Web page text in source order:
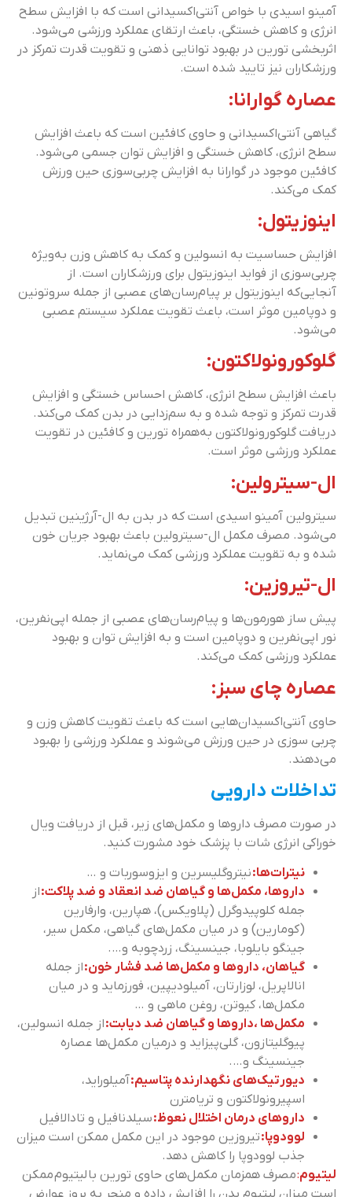
آمینو اسیدی با خواص آنتی‌اکسیدانی است که با افزایش سطح
انرژی و کاهش خستگی، باعث ارتقای عملکرد ورزشی می‌شود.
اثربخشی تورین در بهبود توانایی ذهنی و تقویت قدرت تمرکز در
ورزشکاران نیز تایید شده است.
عصاره گوارانا:
گیاهی آنتی‌اکسیدانی و حاوی کافئین است که باعث افزایش
سطح انرژی، کاهش خستگی و افزایش توان جسمی می‌شود.
کافئین موجود در گوارانا به افزایش چربی‌سوزی حین ورزش
کمک می‌کند.
اینوزیتول:
افزایش حساسیت به انسولین و کمک به کاهش وزن به‌ویژه
چربی‌سوزی از فواید اینوزیتول برای ورزشکاران است. از
آنجایی‌که اینوزیتول بر پیام‌رسان‌های عصبی از جمله سروتونین
و دوپامین موثر است، باعث تقویت عملکرد سیستم عصبی
می‌شود.
گلوکورونولاکتون:
باعث افزایش سطح انرژی، کاهش احساس خستگی و افزایش
قدرت تمرکز و توجه شده و به سم‌زدایی در بدن کمک می‌کند.
دریافت گلوکورونولاکتون به‌همراه تورین و کافئین در تقویت
عملکرد ورزشی موثر است.
ال-سیترولین:
سیترولین آمینو اسیدی است که در بدن به ال-آرژینین تبدیل
می‌شود. مصرف مکمل ال-سیترولین باعث بهبود جریان خون
شده و به تقویت عملکرد ورزشی کمک می‌نماید.
ال-تیروزین:
پیش ساز هورمون‌ها و پیام‌رسان‌های عصبی از جمله اپی‌نفرین،
نور اپی‌نفرین و دوپامین است و به افزایش توان و بهبود
عملکرد ورزشی کمک می‌کند.
عصاره چای سبز:
حاوی آنتی‌اکسیدان‌هایی است که باعث تقویت کاهش وزن و
چربی سوزی در حین ورزش می‌شوند و عملکرد ورزشی را بهبود
می‌دهند.
تداخلات دارویی
در صورت مصرف داروها و مکمل‌های زیر، قبل از دریافت ویال
خوراکی انرژی شات با پزشک خود مشورت کنید.
نیترات‌ها:نیتروگلیسرین و ایزوسوربات و …
داروها، مکمل‌ها و گیاهان ضد انعقاد و ضد پلاکت:از
جمله کلوپیدوگرل (پلاویکس)، هپارین، وارفارین
(کومارین) و در میان مکمل‌های گیاهی، مکمل سیر،
جینگو بایلوبا، جینسینگ، زردچوبه و….
گیاهان، داروها و مکمل‌ها ضد فشار خون:از جمله
انالاپریل، لوزارتان، آمیلودیپین، فورزماید و در میان
مکمل‌ها، کیوتن، روغن ماهی و …
مکمل‌ها ،داروها و گیاهان ضد دیابت:از جمله انسولین،
پیوگلیتازون، گلی‌پیزاید و درمیان مکمل‌ها عصاره
جینسینگ و….
دیورتیک‌های نگهدارنده پتاسیم:آمیلوراید،
اسپیرونولاکتون و تریامترن
داروهای درمان اختلال نعوظ:سیلدنافیل و تادالافیل
لوودوپا:تیروزین موجود در این مکمل ممکن است میزان
جذب لوودوپا را کاهش دهد.
لیتیوم:مصرف همزمان مکمل‌های حاوی تورین با لیتیوم ممکن